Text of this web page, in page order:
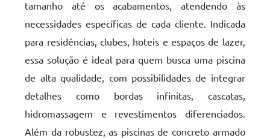
tamanho até os acabamentos, atendendo às
necessidades específicas de cada cliente. Indicada
para residências, clubes, hoteis e espaços de lazer,
essa solução é ideal para quem busca uma piscina
de alta qualidade, com possibilidades de integrar
detalhes como bordas infinitas, cascatas,
hidromassagem e revestimentos diferenciados.
Além da robustez, as piscinas de concreto armado